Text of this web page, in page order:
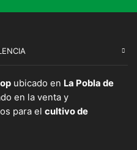
ubicado en La Pobla de
en la venta y
para el cultivo de